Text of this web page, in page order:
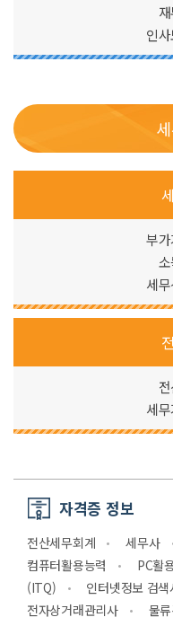
인
부
세
세
자격증 정보
전산세무회계 세무사
컴퓨터활용능력
PC활
(ITQ)
인터넷정보 검색
전자상거래관리사
물